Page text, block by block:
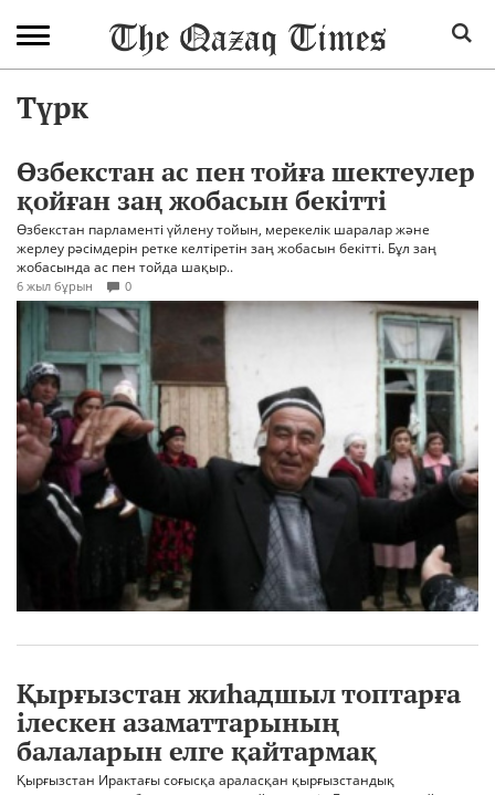
Түрк
Өзбекстан ас пен тойға шектеулер
қойған заң жобасын бекітті
Өзбекстан парламенті үйлену тойын, мерекелік шаралар және
жерлеу рәсімдерін ретке келтіретін заң жобасын бекітті. Бұл заң
жобасында ас пен тойда шақыр..
6 жыл бұрын 0
Қырғызстан жиһадшыл топтарға
ілескен азаматтарының
балаларын елге қайтармақ
Қырғызстан Ирактағы соғысқа араласқан қырғызстандық